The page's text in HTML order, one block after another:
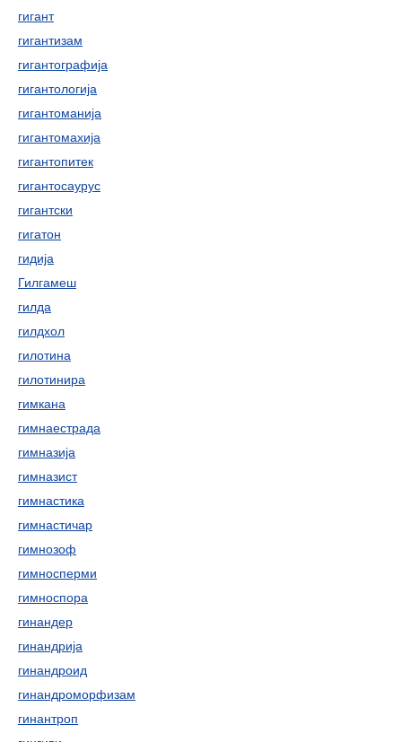
гигант
гигантизам
гигантографија
гигантологија
гигантоманија
гигантомахија
гигантопитек
гигантосаурус
гигантски
гигатон
гидија
Гилгамеш
гилда
гилдхол
гилотина
гилотинира
гимкана
гимнаестрада
гимназија
гимназист
гимнастика
гимнастичар
гимнозоф
гимносперми
гимноспора
гинандер
гинандрија
гинандроид
гинандроморфизам
гинантроп